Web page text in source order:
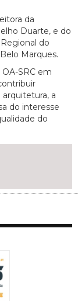
da
Duarte, e do
do
Marques.
SRC em
a
do interesse
do